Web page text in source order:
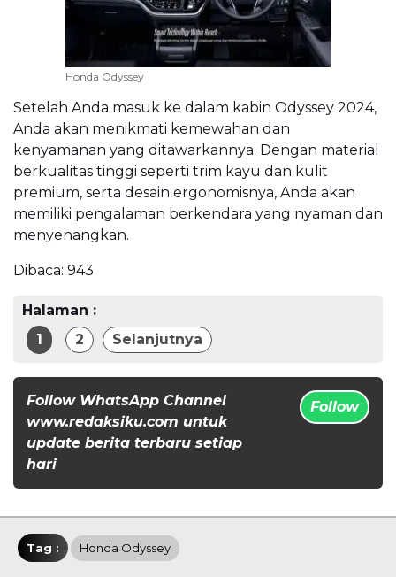
Honda Odyssey
Setelah Anda masuk ke dalam kabin Odyssey 2024,
Anda akan menikmati kemewahan dan
kenyamanan yang ditawarkannya. Dengan material
berkualitas tinggi seperti trim kayu dan kulit
premium, serta desain ergonomisnya, Anda akan
memiliki pengalaman berkendara yang nyaman dan
menyenangkan.
Dibaca: 943
Halaman :
1
2 Selanjutnya
Follow WhatsApp Channel
www.redaksiku.com untuk
update berita terbaru setiap
hari
Follow
Tag : Honda Odyssey